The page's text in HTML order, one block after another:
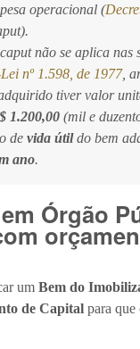
operacional (
não se aplica nas
nº 1.598, de 1977,
tiver valor
1.200,00 (mil e
de vida útildo bem
ano.
Órgão
um Bem do
de Capital para